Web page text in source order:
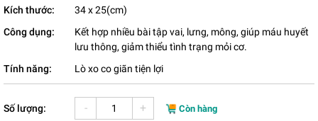
Kích thước:
34 x 25(cm)
Công dụng:
Kết hợp nhiều bài tập vai, lưng, mông, giúp máu huyết
lưu thông, giảm thiểu tình trạng mỏi cơ.
Tính năng:
Lò xo co giãn tiện lợi
Số lượng: - + Còn hàng